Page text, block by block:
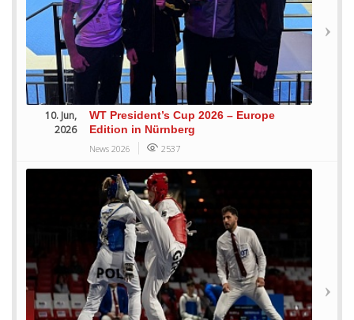
10. Jun,
2026
WT President’s Cup 2026 – Europe
Edition in Nürnberg
News 2026 2537